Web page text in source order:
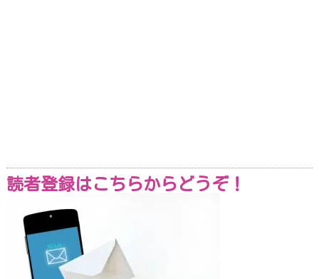
読者登録はこちらからどうぞ！